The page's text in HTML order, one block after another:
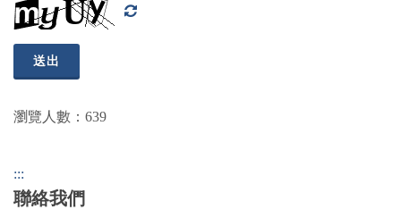
:::
聯絡我們
送出
瀏覽人數：639